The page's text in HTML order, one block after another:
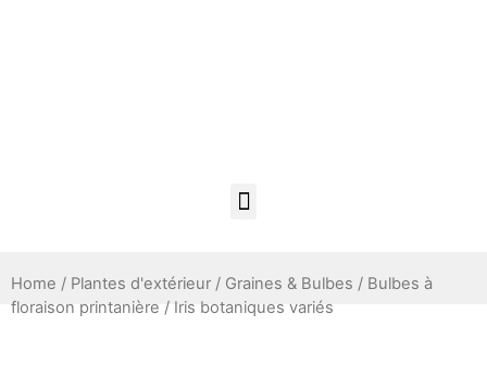
Home / Plantes d'extérieur / Graines & Bulbes / Bulbes à
floraison printanière / Iris botaniques variés